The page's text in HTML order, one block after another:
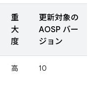
重
大
度
更新対象の
AOSP バー
ジョン
高 10